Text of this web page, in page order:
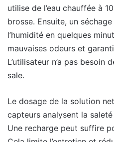
utilise de l’eau chauffée à
brosse. Ensuite, un
l’humidité en quelques
mauvaises odeurs et
L’utilisateur n’a pas besoin
sale.
Le dosage de la solution
capteurs analysent la
Une recharge peut suffire